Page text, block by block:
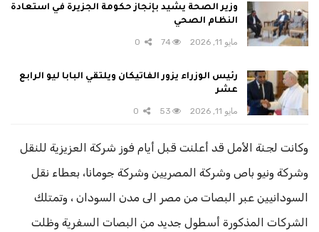
وزير الصحة يشيد بإنجاز حكومة الجزيرة في استعادة
النظام الصحي
مايو 11, 2026 74
رئيس الوزراء يزور الفاتيكان ويلتقي البابا ليو الرابع
عشر
مايو 11, 2026 53
وكانت لجنة الأمل قد أعلنت قبل أيام فوز شركة العزيزية للنقل
وشركة ونيو باص وشركة المصريين وشركة جومانا، بعطاء نقل
السودانيين عبر البصات من مصر الى مدن السودان ، وتمتلك
الشركات المذكورة أسطول جديد من البصات السفرية وظلت